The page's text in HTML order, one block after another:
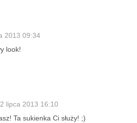
2013 09:34
look!
lipca 2013 16:10
Ta sukienka Ci służy! ;)